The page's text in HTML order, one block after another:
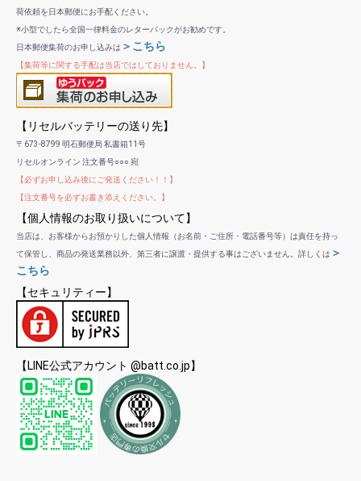
荷依頼を日本郵便にお手配ください。
※小型でしたら全国一律料金のレターパックがお勧めです。
日本郵便集荷のお申し込みは ＞こちら
【集荷等に関する手配は当店ではしておりません。】
【リセルバッテリーの送り先】
〒673-8799 明石郵便局 私書箱11号
リセルオンライン 注文番号○○○ 宛
【必ずお申し込み後にご発送ください！！】
【注文番号を必ずお書き添えください。】
【個人情報のお取り扱いについて】
当店は、お客様からお預かりした個人情報（お名前・ご住所・電話番号等）は責任を持っ
て保管し、商品の発送業務以外、第三者に譲渡・提供する事はございません。詳しくは ＞
こちら
【セキュリティー】
【LINE公式アカウント @batt.co.jp】